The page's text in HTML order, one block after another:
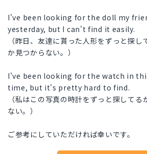
I've been looking for the doll my
yesterday, but I can't find it easily.
（昨日、友達に貰った人形をずっと探
か見つからない。）
I've been looking for the watch in
time, but it's pretty hard to find.
（私はこの写真の時計をずっと探して
ない。）
ご参考にしていただければ幸いです。